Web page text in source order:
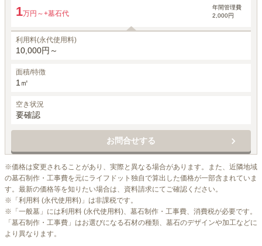
1万円～+墓石代
年間管理費
2,000円
利用料(永代使用料)
10,000円～
面積/特徴
1㎡
空き状況
要確認
お問合せする
※価格は変更されることがあり、実際と異なる場合があります。また、近隣地域
の墓石制作・工事費を元にライフドット独自で算出した価格が一部含まれていま
す。最新の価格等を知りたい場合は、資料請求にてご確認ください。
※「利用料 (永代使用料)」は非課税です。
※「一般墓」には利用料 (永代使用料)、墓石制作・工事費、消費税が必要です。
「墓石制作・工事費」はお選びになる石材の種類、墓石のデザインや加工などに
より異なります。